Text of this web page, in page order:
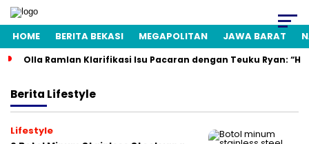
HOME BERITA BEKASI MEGAPOLITAN JAWA BARAT
Olla Ramlan Klarifikasi Isu Pacaran dengan Teuku Ryan:
Berita Lifestyle
Lifestyle